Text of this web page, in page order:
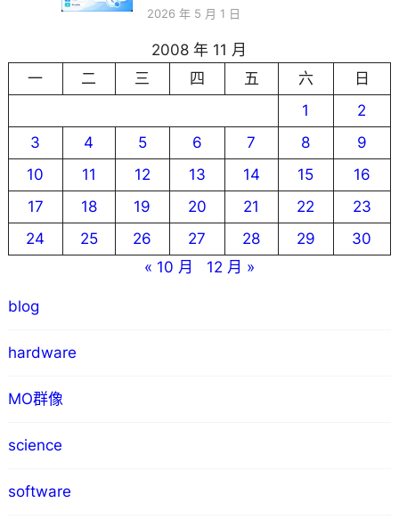
2026 年 5 月 1 日
2008 年 11 月
一
二 三 四 五 六
日
1
2
3
4 5 6 7 8
9
10
11 12 13 14 15
16
17
18 19 20 21 22
23
24
25 26 27 28 29
30
« 10 月
12 月 »
blog
hardware
MO群像
science
software